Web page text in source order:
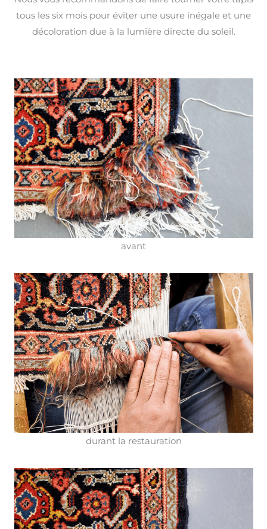
tous les six mois pour éviter une usure inégale et une
décoloration due à la lumière directe du soleil.
avant
durant la restauration